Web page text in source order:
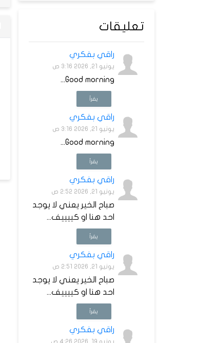
تعليقات
راقي بفكري
يونيو 21, 2026 3:16 ص
Good morning...
يقرأ
راقي بفكري
يونيو 21, 2026 3:16 ص
Good morning...
يقرأ
راقي بفكري
يونيو 21, 2026 2:52 ص
صباح الخير يعني لا يوجد
احد هنا او كييييف...
يقرأ
راقي بفكري
يونيو 21, 2026 2:51 ص
صباح الخير يعني لا يوجد
احد هنا او كييييف...
يقرأ
راقي بفكري
يونيو 19, 2026 4:26 ص